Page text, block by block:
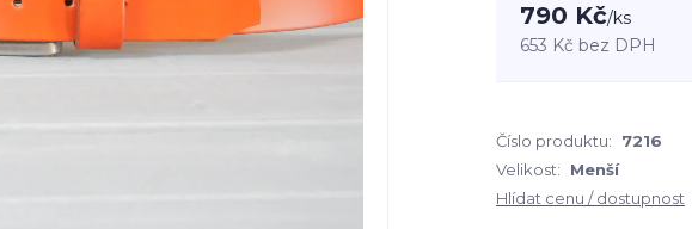
790 Kč/ks
653 Kč bez DPH
Číslo produktu: 7216
Velikost:
Menší
Hlídat cenu / dostupnost